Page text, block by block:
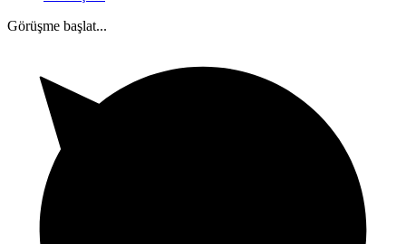
Görüşme başlat...